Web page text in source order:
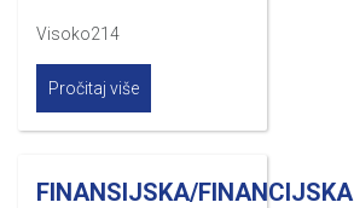
Visoko214
Pročitaj više
FINANSIJSKA/FINANCIJSKA